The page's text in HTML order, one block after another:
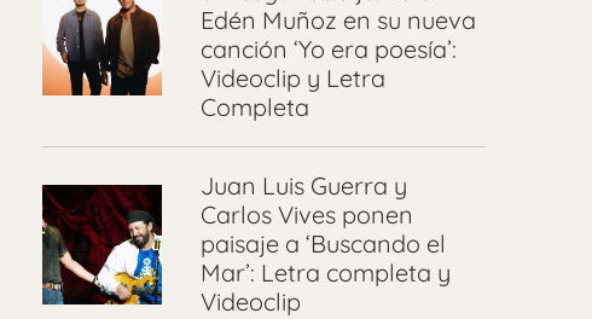
Edén Muñoz en su nueva
canción ‘Yo era poesía’:
Videoclip y Letra
Completa
Juan Luis Guerra y
Carlos Vives ponen
paisaje a ‘Buscando el
Mar’: Letra completa y
Videoclip